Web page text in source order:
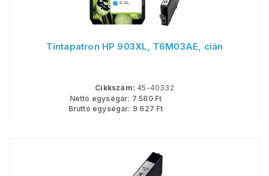
Tintapatron HP 903XL, T6M03AE, cián
Cikkszám: 45-40332
Nettó egységár: 7 580Ft
Bruttó egységár: 9 627 Ft